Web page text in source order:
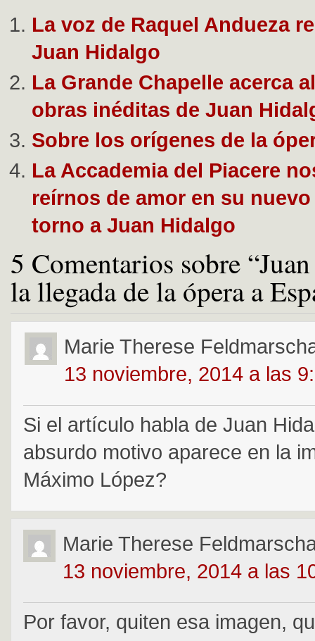
La voz de Raquel Andueza
Juan Hidalgo
La Grande Chapelle acerca
obras inéditas de Juan
Sobre los orígenes de la
La Accademia del Piacere
reírnos de amor en su
torno a Juan Hidalgo
5 Comentarios sobre
la llegada de la ópera a
Marie Therese
13 noviembre, 2014 a las
Si el artículo habla de Juan
absurdo motivo aparece en la
Máximo López?
Marie Therese
13 noviembre, 2014 a las
Por favor, quiten esa imagen,